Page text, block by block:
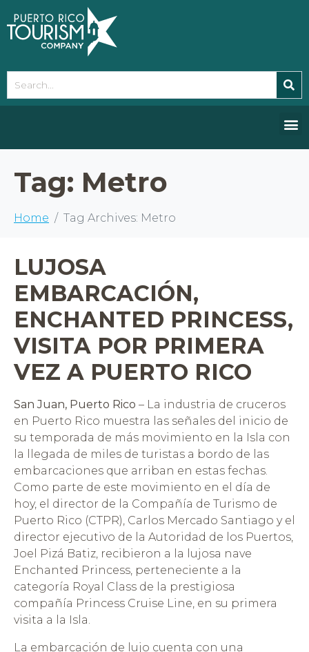
note:
This
website
accessibility
Tag: Metro
Home Tag Archives: Metro
LUJOSA
EMBARCACIÓN,
ENCHANTED PRINCESS,
VISITA POR PRIMERA
VEZ A PUERTO RICO
San Juan, Puerto Rico – La industria de cruceros
en Puerto Rico muestra las señales del inicio de
su temporada de más movimiento en la Isla con
la llegada de miles de turistas a bordo de las
embarcaciones que arriban en estas fechas.
Como parte de este movimiento en el día de
hoy, el director de la Compañía de Turismo de
Puerto Rico (CTPR), Carlos Mercado Santiago y el
director ejecutivo de la Autoridad de los Puertos,
Joel Pizá Batiz, recibieron a la lujosa nave
Enchanted Princess, perteneciente a la
categoría Royal Class de la prestigiosa
compañía Princess Cruise Line, en su primera
visita a la Isla.
La embarcación de lujo cuenta con una